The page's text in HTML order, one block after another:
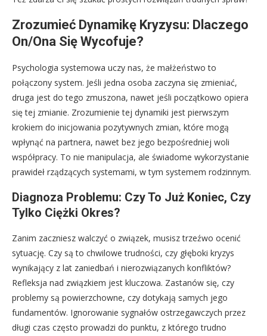
Zrozumieć Dynamikę Kryzysu: Dlaczego
On/Ona Się Wycofuje?
Psychologia systemowa uczy nas, że małżeństwo to
połączony system. Jeśli jedna osoba zaczyna się zmieniać,
druga jest do tego zmuszona, nawet jeśli początkowo opiera
się tej zmianie. Zrozumienie tej dynamiki jest pierwszym
krokiem do inicjowania pozytywnych zmian, które mogą
wpłynąć na partnera, nawet bez jego bezpośredniej woli
współpracy. To nie manipulacja, ale świadome wykorzystanie
prawideł rządzących systemami, w tym systemem rodzinnym.
Diagnoza Problemu: Czy To Już Koniec, Czy
Tylko Ciężki Okres?
Zanim zaczniesz walczyć o związek, musisz trzeźwo ocenić
sytuację. Czy są to chwilowe trudności, czy głęboki kryzys
wynikający z lat zaniedbań i nierozwiązanych konfliktów?
Refleksja nad związkiem jest kluczowa. Zastanów się, czy
problemy są powierzchowne, czy dotykają samych jego
fundamentów. Ignorowanie sygnałów ostrzegawczych przez
długi czas często prowadzi do punktu, z którego trudno